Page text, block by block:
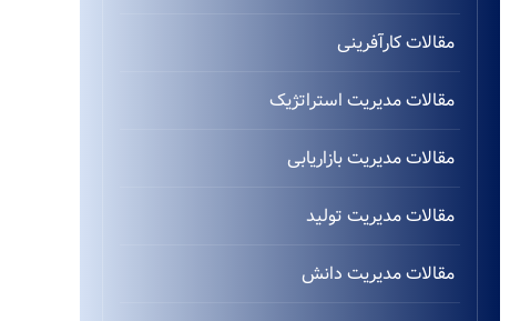
مقالات کارآفرینی
مقالات مدیریت استراتژیک
مقالات مدیریت بازاریابی
مقالات مدیریت تولید
مقالات مدیریت دانش